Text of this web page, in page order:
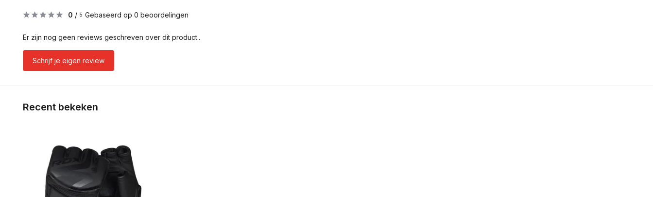
0 / 5 Gebaseerd op 0 beoordelingen
Er zijn nog geen reviews geschreven over dit product..
Schrijf je eigen review
Recent bekeken